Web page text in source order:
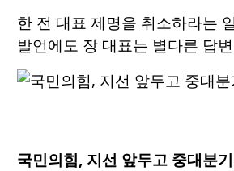
한 전 대표 제명을 취소하라는
발언에도 장 대표는 별다른 답
국민의힘, 지선 앞두고 중대분